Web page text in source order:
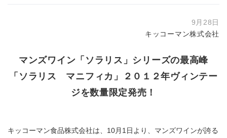
9月28日
キッコーマン株式会社
マンズワイン「ソラリス」シリーズの最高峰
「ソラリス マニフィカ」２０１２年ヴィンテー
ジを数量限定発売！
キッコーマン食品株式会社は、10月1日より、マンズワインが誇る